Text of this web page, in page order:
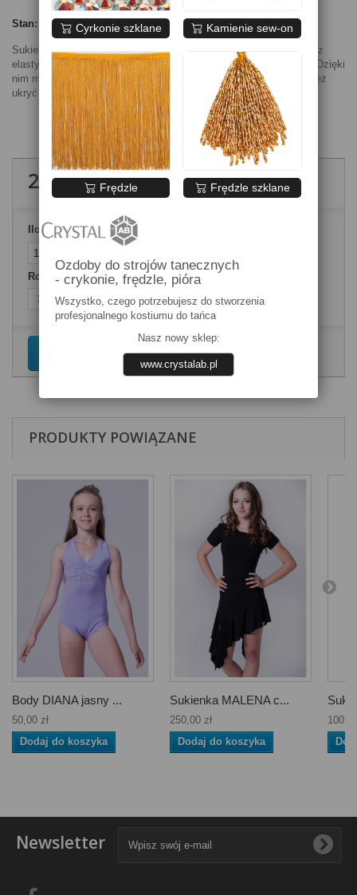
Stan: Nowy produkt
Sukienka do tańca towarzyskiego, latino, tanga, salsy itp. Uszyta z
elastycznej czarnej tkaniny z marszczeniami od biustu do bioder. Dzięki
nim można sobie nie tylko dopasować długość sukienki, ale również
ukryć niektóre mankamenty figury w okolicach talii.
280,00 złbrutto
Ilość
Rozmiary ubrań
Dodaj do koszyka
PRODUKTY POWIĄZANE
Body DIANA jasny ...
50,00 zł
Dodaj do koszyka
Sukienka MALENA c...
250,00 zł
Dodaj do koszyka
Newsletter
Cyrkonie szklane Kamienie sew-on
Frędzle Frędzle szklane
Ozdoby do strojów tanecznych
- crykonie, frędzle, pióra
Wszystko, czego potrzebujesz do stworzenia
profesjonalnego kostiumu do tańca
Nasz nowy sklep:
www.crystalab.pl